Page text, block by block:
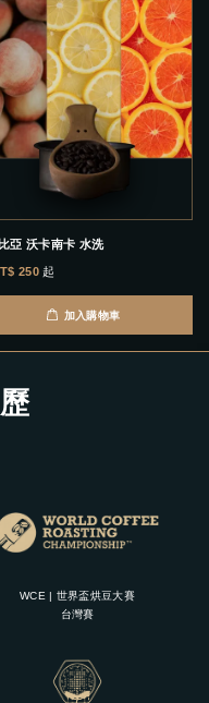
亞 沃卡南卡 水洗
250起
加入購物車
WCE | 世界盃烘豆大賽
台灣賽